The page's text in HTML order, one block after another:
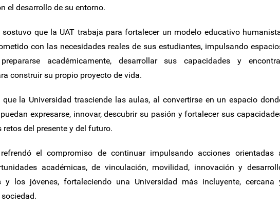
el desarrollo de su entorno.
sostuvo que la UAT trabaja para fortalecer un modelo educativo
con las necesidades reales de sus estudiantes, impulsando
académicamente, desarrollar sus capacidades y
construir su propio proyecto de vida.
la Universidad trasciende las aulas, al convertirse en un espacio
expresarse, innovar, descubrir su pasión y fortalecer sus
retos del presente y del futuro.
el compromiso de continuar impulsando acciones orientadas
académicas, de vinculación, movilidad, innovación y
y los jóvenes, fortaleciendo una Universidad más incluyente, cercana